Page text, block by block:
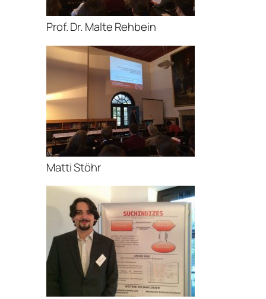
Prof. Dr. Malte Rehbein
Matti Stöhr